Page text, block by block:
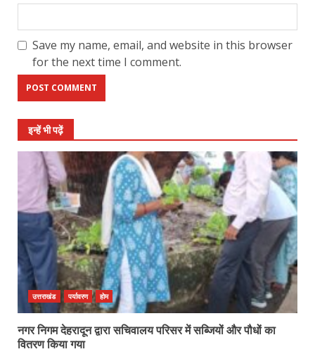
Save my name, email, and website in this browser
for the next time I comment.
इन्हें भी पढ़ें
उत्तराखंड पर्यावरण होम
नगर निगम देहरादून द्वारा सचिवालय परिसर में सब्जियों और पौधों का
वितरण किया गया